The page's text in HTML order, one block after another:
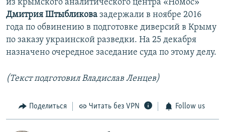
из крымского аналитического центра «Номос»
Дмитрия Штыбликова задержали в ноябре 2016
года по обвинению в подготовке диверсий в Крыму
по заказу украинской разведки. На 25 декабря
назначено очередное заседание суда по этому делу.
(Текст подготовил Владислав Ленцев)
Поделиться Читать без VPN Follow us